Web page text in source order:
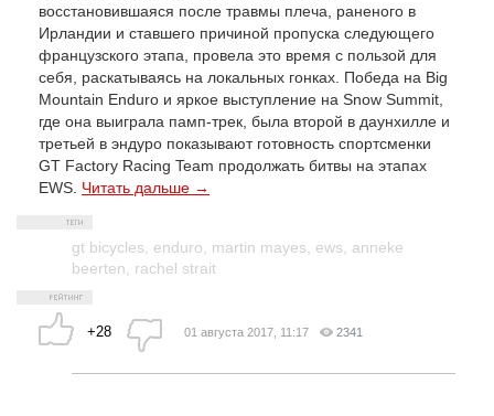
восстановившаяся после травмы плеча, раненого в
Ирландии и ставшего причиной пропуска следующего
французского этапа, провела это время с пользой для
себя, раскатываясь на локальных гонках. Победа на Big
Mountain Enduro и яркое выступление на Snow Summit,
где она выиграла памп-трек, была второй в даунхилле и
третьей в эндуро показывают готовность спортсменки
GT Factory Racing Team продолжать битвы на этапах
EWS. Читать дальше →
gt bicycles enduro martin mayes ews
anneke
beerten
rachel strait
+28 01 августа 2017, 11:17 2341